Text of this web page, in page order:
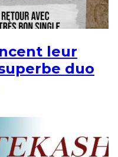
leur
duo